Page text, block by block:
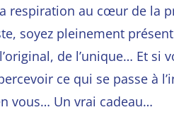
respiration au cœur de la
soyez pleinement
de l’unique… Et si
ce qui se passe à
vous… Un vrai cadeau…